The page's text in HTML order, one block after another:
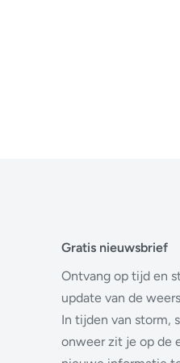
Gratis nieuwsbrief
Ontvang op tijd en
update van de
In tijden van storm,
onweer zit je op de